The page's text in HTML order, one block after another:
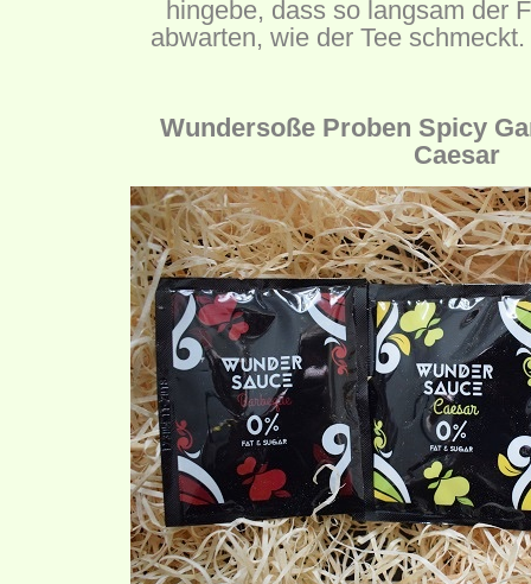
hingebe, dass so langsam der
abwarten, wie der Tee
Wundersoße Proben Spicy
Caesar